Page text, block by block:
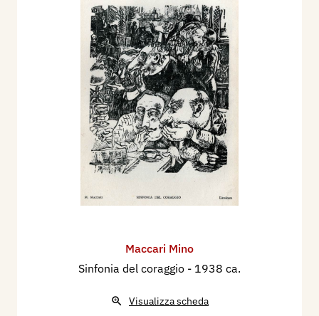
Maccari Mino
Sinfonia del coraggio - 1938 ca.
Visualizza scheda